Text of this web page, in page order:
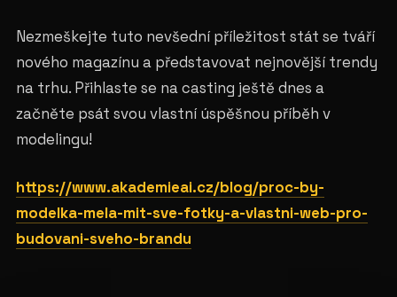
Nezmeškejte tuto nevšední příležitost stát se tváří
nového magazínu a představovat nejnovější trendy
na trhu. Přihlaste se na casting ještě dnes a
začněte psát svou vlastní úspěšnou příběh v
modelingu!
https://www.akademieai.cz/blog/proc-by-
modelka-mela-mit-sve-fotky-a-vlastni-web-pro-
budovani-sveho-brandu